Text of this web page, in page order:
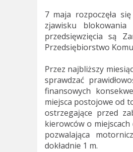
7 maja rozpoczęła
zjawisku blokowania
przedsięwzięcia są
Przedsiębiorstwo
Przez najbliższy
sprawdzać
finansowych
miejsca postojowe od
ostrzegające przed
kierowców o
pozwalająca
dokładnie 1 m.